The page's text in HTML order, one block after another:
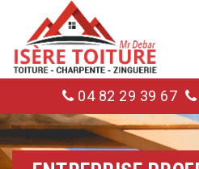
04 82 29 39 67